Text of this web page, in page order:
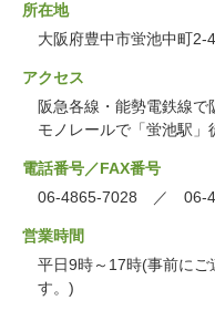
所在地
大阪府豊中市蛍池中町2-
アクセス
阪急各線・能勢電鉄線
モノレールで「蛍池駅」
電話番号／FAX番号
06-4865-7028 ／ 06-
営業時間
平日9時～17時(事前にご
す。)